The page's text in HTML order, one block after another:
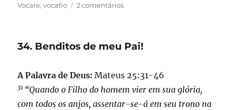
Vocare,vocatio 2 comentáriosem
dia
34. Benditos de meu Pai!
A Palavra de Deus:Mateus 25:31-46
31 “Quando o Filho do homem vier em sua glória,
com todos os anjos, assentar-se-á em seu trono na